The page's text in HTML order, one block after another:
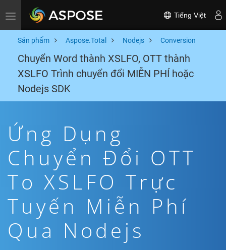
Toggle navigation Tiếng Việt
Sản phẩm Aspose.Total Nodejs Conversion
Chuyển Word thành XSLFO, OTT thành
XSLFO Trình chuyển đổi MIỄN PHÍ hoặc
Nodejs SDK
Ứng Dụng
Chuyển Đổi OTT
To XSLFO Trực
Tuyến Miễn Phí
Qua Nodejs